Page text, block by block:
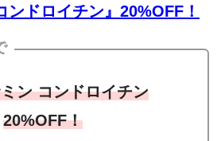
ンドロイチン』20%OFF！
ン コンドロイチン
20%OFF！